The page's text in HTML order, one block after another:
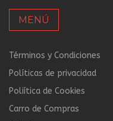
MENÚ
Términos y Condiciones
Políticas de privacidad
Poliítica de Cookies
Carro de Compras